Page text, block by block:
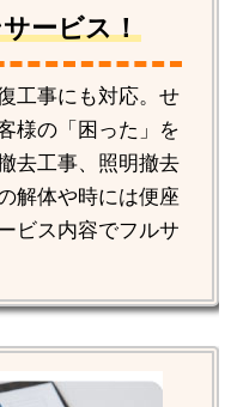
ービス！
工事にも対応。せ
様の「困った」を
去工事、照明撤去
解体や時には便座
ビス内容でフルサ